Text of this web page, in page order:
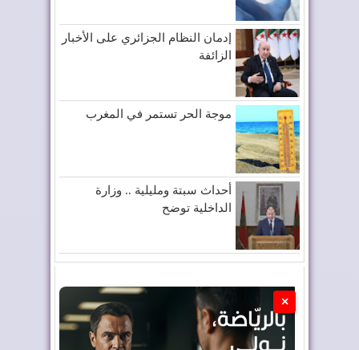
إدمان النظام الجزائري على الأخبار
الزائفة
موجة الحر تستمر في المغرب
أحداث سبتة ومليلية .. وزارة
الداخلية توضح
×